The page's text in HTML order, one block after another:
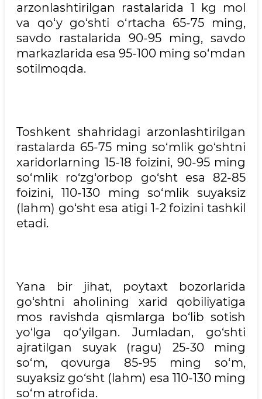
arzonlashtirilgan rastalarida 1 kg mol
va qo‘y go‘shti o‘rtacha 65-75 ming,
savdo rastalarida 90-95 ming, savdo
markazlarida esa 95-100 ming so‘mdan
sotilmoqda.
Toshkent shahridagi arzonlashtirilgan
rastalarda 65-75 ming so‘mlik go‘shtni
xaridorlarning 15-18 foizini, 90-95 ming
so‘mlik ro‘zg‘orbop go‘sht esa 82-85
foizini, 110-130 ming so‘mlik suyaksiz
(lahm) go‘sht esa atigi 1-2 foizini tashkil
etadi.
Yana bir jihat, poytaxt bozorlarida
go‘shtni aholining xarid qobiliyatiga
mos ravishda qismlarga bo‘lib sotish
yo‘lga qo‘yilgan. Jumladan, go‘shti
ajratilgan suyak (ragu) 25-30 ming
so‘m, qovurga 85-95 ming so‘m,
suyaksiz go‘sht (lahm) esa 110-130 ming
so‘m atrofida.